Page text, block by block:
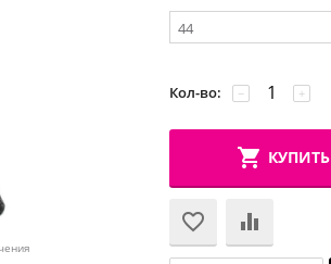
Кол-во: +
−
КУПИТЬ